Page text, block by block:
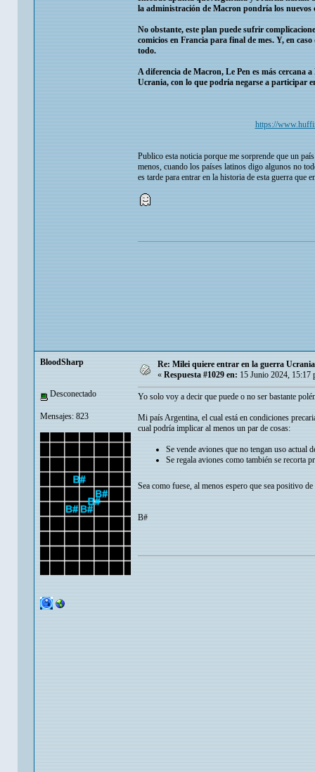
la administración de Macron pondría los nuevos
No obstante, este plan puede sufrir
comicios en Francia para final de mes. Y, en
todo.
A diferencia de Macron, Le Pen es más cercana
Ucrania, con lo que podría negarse a participar
https://
Publico esta noticia porque me sorprende que un
menos, cuando los países latinos digo algunos no
es tarde para entrar en la historia de esta guerra que
BloodSharp
Desconectado
Mensajes: 823
Re: Milei quiere entrar en la guerra
« Respuesta #1029 en: 15 Junio 2024, 15:17
Yo solo voy a decir que puede o no ser bastante
Mi país Argentina, el cual está en condiciones
cual podría implicar al menos un par de cosas:
Se vende aviones que no tengan uso actual
Se regala aviones como también se recorta
Sea como fuese, al menos espero que sea positivo
B#